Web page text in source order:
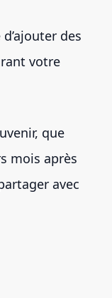
des
votre
que
mois après
avec